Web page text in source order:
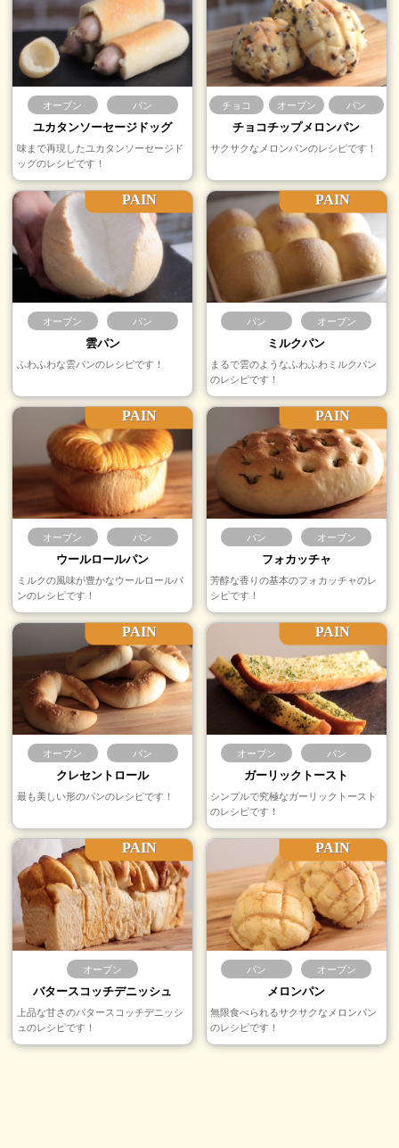
オーブン パン
ユカタンソーセージドッグ
味まで再現したユカタンソーセージド
ッグのレシピです！
チョコ オーブン パン
チョコチップメロンパン
サクサクなメロンパンのレシピです！
PAIN
オーブン パン
雲パン
ふわふわな雲パンのレシピです！
PAIN
パン オーブン
ミルクパン
まるで雲のようなふわふわミルクパン
のレシピです！
PAIN
オーブン パン
ウールロールパン
ミルクの風味が豊かなウールロールパ
ンのレシピです！
PAIN
パン オーブン
フォカッチャ
芳醇な香りの基本のフォカッチャのレ
シピです！
PAIN
オーブン パン
クレセントロール
最も美しい形のパンのレシピです！
PAIN
オーブン パン
ガーリックトースト
シンプルで究極なガーリックトースト
のレシピです！
PAIN
オーブン
バタースコッチデニッシュ
上品な甘さのバタースコッチデニッシ
ュのレシピです！
PAIN
パン オーブン
メロンパン
無限食べられるサクサクなメロンパン
のレシピです！